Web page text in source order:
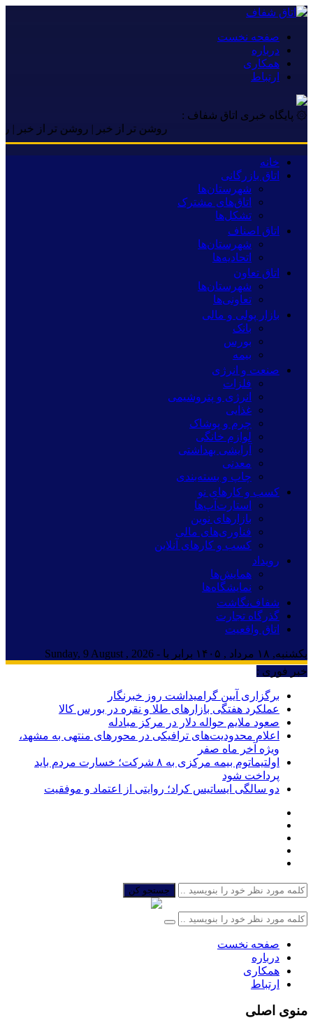
صفحه نخست
درباره
همکاری
ارتباط
۞ پایگاه خبری اتاق شفاف :
روشن تر از خبر | روشن تر از خبر | روشن
خانه
اتاق بازرگانی
شهرستان‌ها
اتاق‌های مشترک
تشکل‌ها
اتاق اصناف
شهرستان‌ها
اتحادیه‌ها
اتاق تعاون
شهرستان‌ها
تعاونی‌ها
بازار پولی و مالی
بانک
بورس
بیمه
صنعت و انرژی
فلزات
انرژی و پتروشیمی
غذایی
چرم و پوشاک
لوازم خانگی
آرایشی بهداشتی
معدنی
چاپ و بسته‌بندی
کسب و کارهای نو
استارت‌آپ‌ها
بازارهای نوین
فناوری‌های مالی
کسب و کارهای آنلاین
رویداد
همایش‌ها
نمایشگاه‌ها
شفاف‌نگاشت
گذرگاه تجارت
اتاق واقعیت
یکشنبه, ۱۸ مرداد , ۱۴۰۵ برابر با - Sunday, 9 August , 2026
خبر فوری :
برگزاری آیین گرامیداشت روز خبرنگار
عملکرد هفتگی بازارهای طلا و نقره در بورس کالا
صعود ملایم حواله دلار در مرکز مبادله
اعلام محدودیت‌های ترافیکی در محورهای منتهی به مشهد،
ویژه آخر ماه صفر
اولتیماتوم بیمه مرکزی به ۸ شرکت؛ خسارت مردم باید
پرداخت شود
دو سالگی ایساتیس کراد؛ روایتی از اعتماد و موفقیت
جستجو کن
صفحه نخست
درباره
همکاری
ارتباط
منوی اصلی